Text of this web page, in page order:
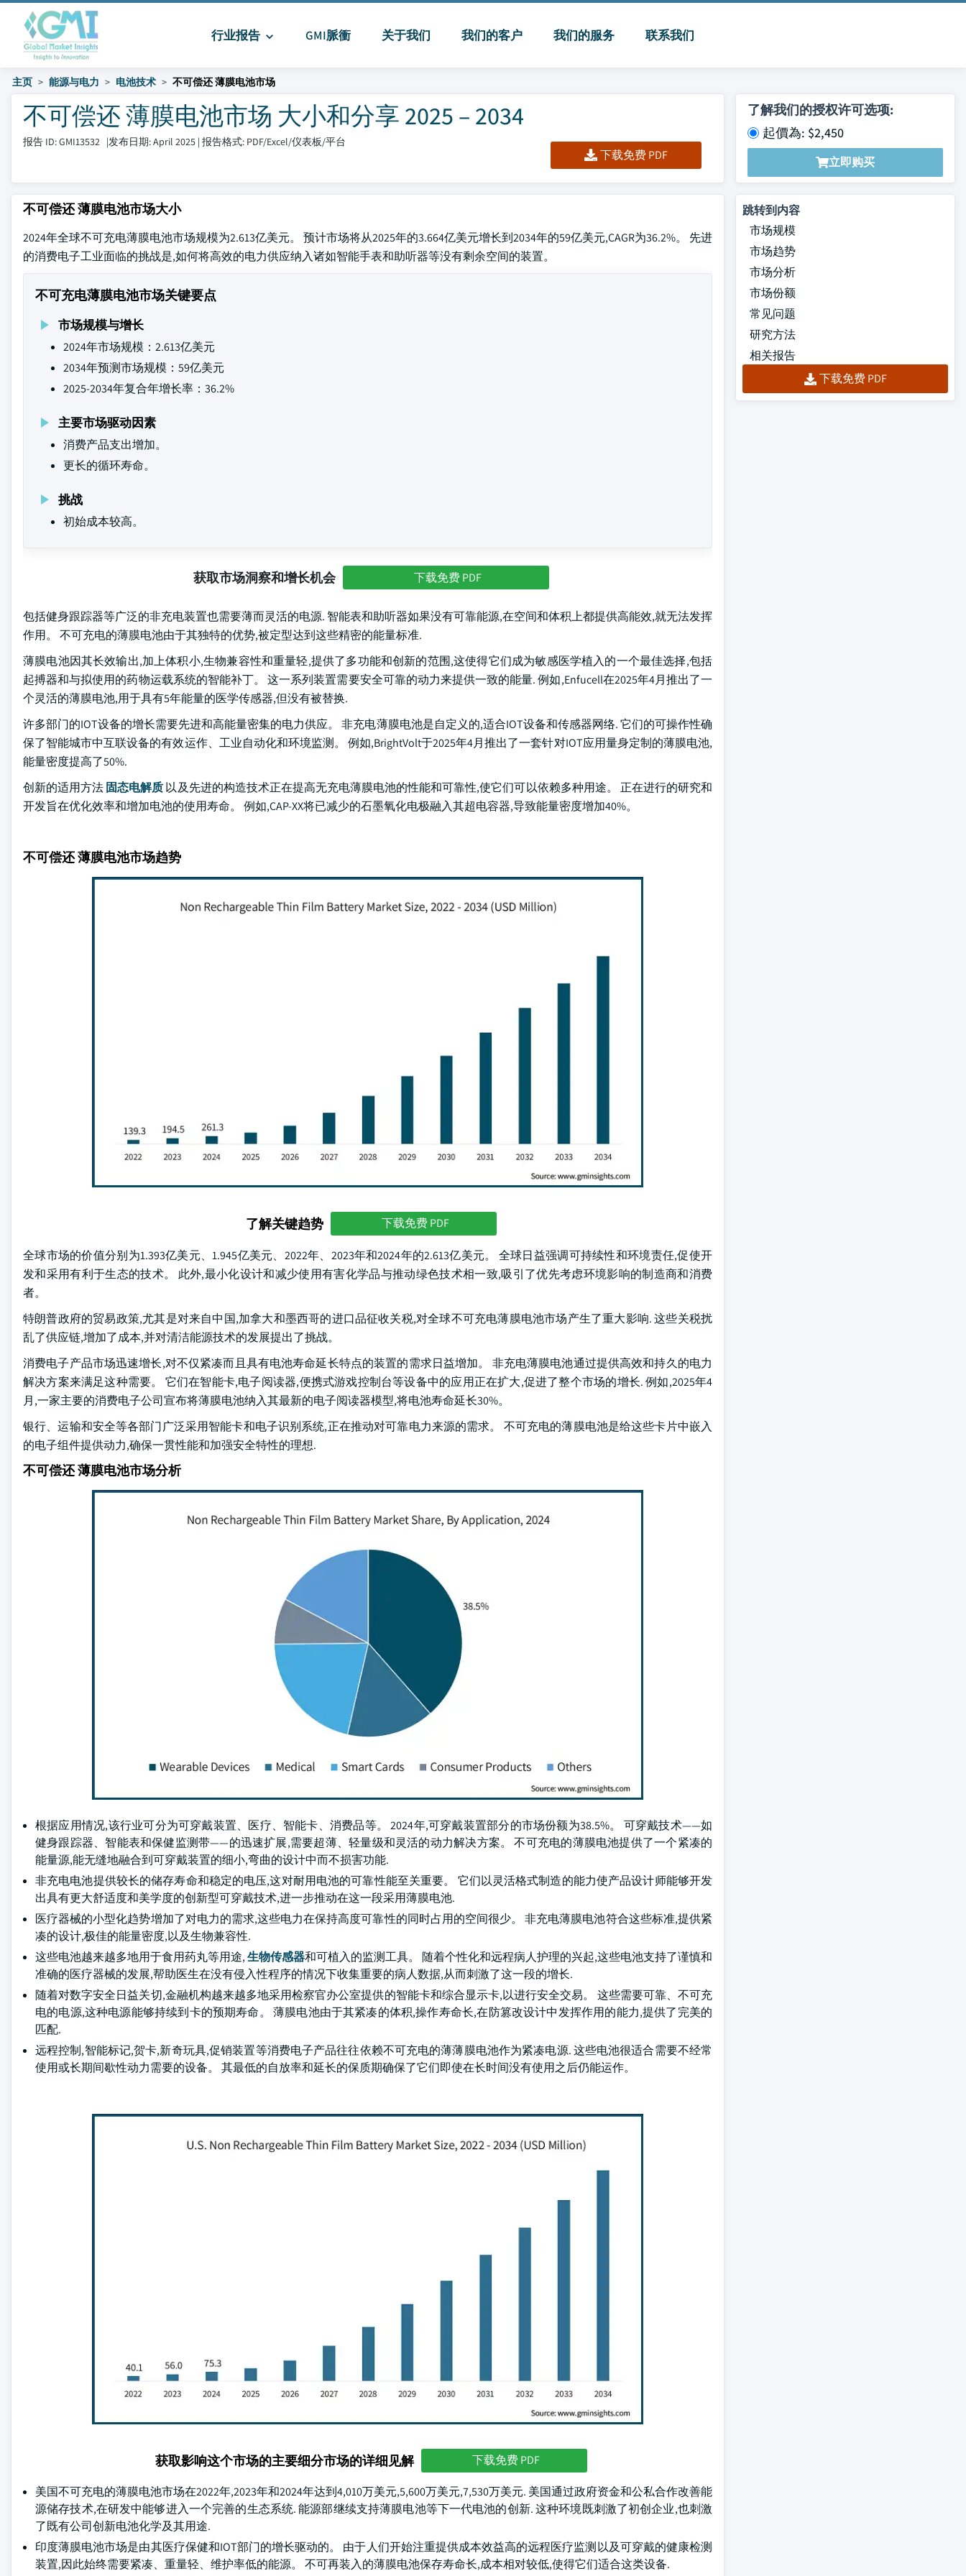
行业报告 GMI脈衝 关于我们 我们的客户 我们的服务 联系我们
主页 能源与电力 电池技术 不可偿还 薄膜电池市场
不可偿还 薄膜电池市场 大小和分享 2025 – 2034
报告 ID: GMI13532 |发布日期: April 2025 | 报告格式: PDF/Excel/仪表板/平台
下载免费 PDF
了解我们的授权许可选项:
起價為: $2,450
立即购买
不可偿还 薄膜电池市场大小
2024年全球不可充电薄膜电池市场规模为2.613亿美元。 预计市场将从2025年的3.664亿美元增长到2034年的59亿美元,CAGR为36.2%。 先进
的消费电子工业面临的挑战是,如何将高效的电力供应纳入诸如智能手表和助听器等没有剩余空间的装置。
不可充电薄膜电池市场关键要点
市场规模与增长
2024年市场规模：2.613亿美元
2034年预测市场规模：59亿美元
2025-2034年复合年增长率：36.2%
主要市场驱动因素
消费产品支出增加。
更长的循环寿命。
挑战
初始成本较高。
获取市场洞察和增长机会 下载免费 PDF
包括健身跟踪器等广泛的非充电装置也需要薄而灵活的电源. 智能表和助听器如果没有可靠能源,在空间和体积上都提供高能效,就无法发挥
作用。 不可充电的薄膜电池由于其独特的优势,被定型达到这些精密的能量标准.
薄膜电池因其长效输出,加上体积小,生物兼容性和重量轻,提供了多功能和创新的范围,这使得它们成为敏感医学植入的一个最佳选择,包括
起搏器和与拟使用的药物运载系统的智能补丁。 这一系列装置需要安全可靠的动力来提供一致的能量. 例如,Enfucell在2025年4月推出了一
个灵活的薄膜电池,用于具有5年能量的医学传感器,但没有被替换.
许多部门的IOT设备的增长需要先进和高能量密集的电力供应。 非充电薄膜电池是自定义的,适合IOT设备和传感器网络. 它们的可操作性确
保了智能城市中互联设备的有效运作、工业自动化和环境监测。 例如,BrightVolt于2025年4月推出了一套针对IOT应用量身定制的薄膜电池,
能量密度提高了50%.
创新的适用方法 固态电解质以及先进的构造技术正在提高无充电薄膜电池的性能和可靠性,使它们可以依赖多种用途。 正在进行的研究和
开发旨在优化效率和增加电池的使用寿命。 例如,CAP-XX将已减少的石墨氧化电极融入其超电容器,导致能量密度增加40%。
不可偿还 薄膜电池市场趋势
了解关键趋势 下载免费 PDF
全球市场的价值分别为1.393亿美元、1.945亿美元、2022年、2023年和2024年的2.613亿美元。 全球日益强调可持续性和环境责任,促使开
发和采用有利于生态的技术。 此外,最小化设计和减少使用有害化学品与推动绿色技术相一致,吸引了优先考虑环境影响的制造商和消费
者。
特朗普政府的贸易政策,尤其是对来自中国,加拿大和墨西哥的进口品征收关税,对全球不可充电薄膜电池市场产生了重大影响. 这些关税扰
乱了供应链,增加了成本,并对清洁能源技术的发展提出了挑战。
消费电子产品市场迅速增长,对不仅紧凑而且具有电池寿命延长特点的装置的需求日益增加。 非充电薄膜电池通过提供高效和持久的电力
解决方案来满足这种需要。 它们在智能卡,电子阅读器,便携式游戏控制台等设备中的应用正在扩大,促进了整个市场的增长. 例如,2025年4
月,一家主要的消费电子公司宣布将薄膜电池纳入其最新的电子阅读器模型,将电池寿命延长30%。
银行、运输和安全等各部门广泛采用智能卡和电子识别系统,正在推动对可靠电力来源的需求。 不可充电的薄膜电池是给这些卡片中嵌入
的电子组件提供动力,确保一贯性能和加强安全特性的理想.
不可偿还 薄膜电池市场分析
根据应用情况,该行业可分为可穿戴装置、医疗、智能卡、消费品等。 2024年,可穿戴装置部分的市场份额为38.5%。 可穿戴技术——如
健身跟踪器、智能表和保健监测带——的迅速扩展,需要超薄、轻量级和灵活的动力解决方案。 不可充电的薄膜电池提供了一个紧凑的
能量源,能无缝地融合到可穿戴装置的细小,弯曲的设计中而不损害功能.
非充电电池提供较长的储存寿命和稳定的电压,这对耐用电池的可靠性能至关重要。 它们以灵活格式制造的能力使产品设计师能够开发
出具有更大舒适度和美学度的创新型可穿戴技术,进一步推动在这一段采用薄膜电池.
医疗器械的小型化趋势增加了对电力的需求,这些电力在保持高度可靠性的同时占用的空间很少。 非充电薄膜电池符合这些标准,提供紧
凑的设计,极佳的能量密度,以及生物兼容性.
这些电池越来越多地用于食用药丸等用途,生物传感器和可植入的监测工具。 随着个性化和远程病人护理的兴起,这些电池支持了谨慎和
准确的医疗器械的发展,帮助医生在没有侵入性程序的情况下收集重要的病人数据,从而刺激了这一段的增长.
随着对数字安全日益关切,金融机构越来越多地采用检察官办公室提供的智能卡和综合显示卡,以进行安全交易。 这些需要可靠、不可充
电的电源,这种电源能够持续到卡的预期寿命。 薄膜电池由于其紧凑的体积,操作寿命长,在防篡改设计中发挥作用的能力,提供了完美的
匹配.
远程控制,智能标记,贺卡,新奇玩具,促销装置等消费电子产品往往依赖不可充电的薄薄膜电池作为紧凑电源. 这些电池很适合需要不经常
使用或长期间歇性动力需要的设备。 其最低的自放率和延长的保质期确保了它们即使在长时间没有使用之后仍能运作。
获取影响这个市场的主要细分市场的详细见解 下载免费 PDF
美国不可充电的薄膜电池市场在2022年,2023年和2024年达到4,010万美元,5,600万美元,7,530万美元. 美国通过政府资金和公私合作改善能
源储存技术,在研发中能够进入一个完善的生态系统. 能源部继续支持薄膜电池等下一代电池的创新. 这种环境既刺激了初创企业,也刺激
了既有公司创新电池化学及其用途.
印度薄膜电池市场是由其医疗保健和IOT部门的增长驱动的。 由于人们开始注重提供成本效益高的远程医疗监测以及可穿戴的健康检测
装置,因此始终需要紧凑、重量轻、维护率低的能源。 不可再装入的薄膜电池保存寿命长,成本相对较低,使得它们适合这类设备.
跳转到内容
市场规模
市场趋势
市场分析
市场份额
常见问题
研究方法
相关报告
下载免费 PDF